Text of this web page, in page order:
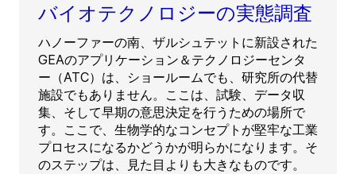
バイオテクノロジーの実態調査
ハノーファーの南、ザルシュテットに新設された
GEAのアプリケーション＆テクノロジーセンタ
ー（ATC）は、ショールームでも、研究所の代替
施設でもありません。ここは、試験、データ収
集、そして早期の意思決定を行うための場所で
す。ここで、生物学的なコンセプトが堅牢な工業
プロセスになるかどうかが明らかになります。そ
のステップは、見た目よりも大きなものです。